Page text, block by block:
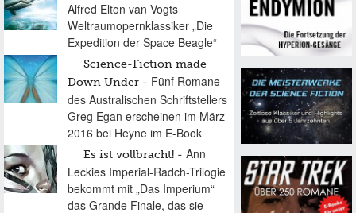
Alfred Elton van Vogts
Weltraumopernklassiker „Die
Expedition der Space Beagle“
Science-Fiction made
Down Under
Fünf Romane
des Australischen Schriftstellers
Greg Egan erscheinen im März
2016 bei Heyne im E-Book
Es ist vollbracht!
Ann
Leckies Imperial-Radch-Trilogie
bekommt mit „Das Imperium“
das Grande Finale, das sie